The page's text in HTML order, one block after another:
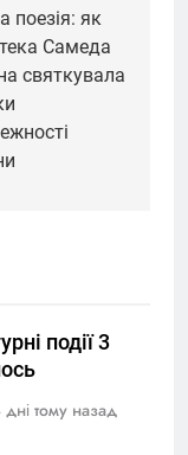
поезія: як
Самеда
святкувала
події 3
тому назад